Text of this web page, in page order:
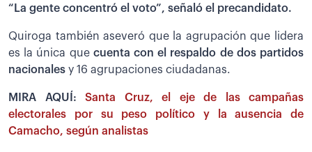
“La gente concentró el voto”, señaló el precandidato.
Quiroga también aseveró que la agrupación que lidera
es la única que cuenta con el respaldo de dos partidos
nacionales y 16 agrupaciones ciudadanas.
MIRA AQUÍ: Santa Cruz, el eje de las campañas
electorales por su peso político y la ausencia de
Camacho, según analistas